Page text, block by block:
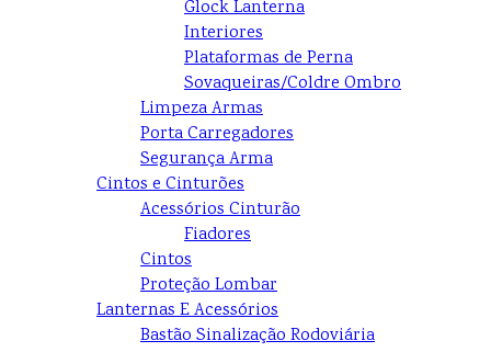
Glock Lanterna
Interiores
Plataformas de Perna
Sovaqueiras/Coldre Ombro
Limpeza Armas
Porta Carregadores
Segurança Arma
Cintos e Cinturões
Acessórios Cinturão
Fiadores
Cintos
Proteção Lombar
Lanternas E Acessórios
Bastão Sinalização Rodoviária